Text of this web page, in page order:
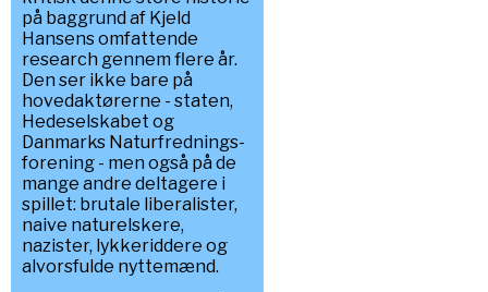
på baggrund af Kjeld
Hansens omfattende
research gennem flere år.
Den ser ikke bare på
hovedaktørerne - staten,
Hedeselskabet og
Danmarks Naturfrednings-
forening - men også på de
mange andre deltagere i
spillet: brutale liberalister,
naive naturelskere,
nazister, lykkeriddere og
alvorsfulde nyttemænd.